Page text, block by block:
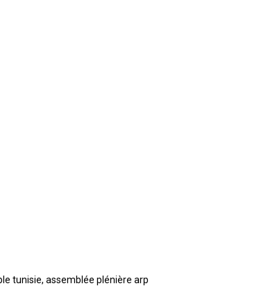
tunisie, assemblée plénière arp